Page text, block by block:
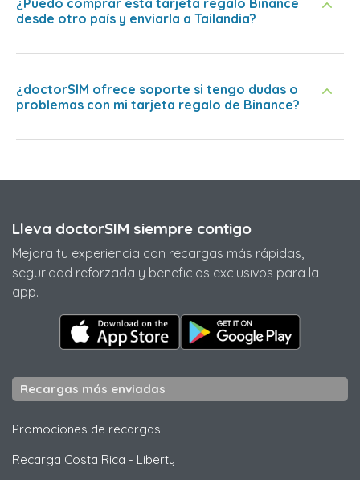
desde otro país y enviarla a Tailandia?
¿doctorSIM ofrece soporte si tengo dudas o
problemas con mi tarjeta regalo de Binance?
Lleva doctorSIM siempre contigo
Mejora tu experiencia con recargas más rápidas,
seguridad reforzada y beneficios exclusivos para la
app.
Recargas más enviadas
Promociones de recargas
Recarga Costa Rica - Liberty